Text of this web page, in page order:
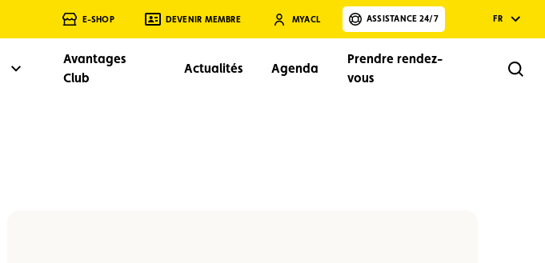
E-SHOP DEVENIR MEMBRE MYACL ASSISTANCE 24/7 FR
Avantages
Club
Actualités Agenda
Prendre rendez-
vous